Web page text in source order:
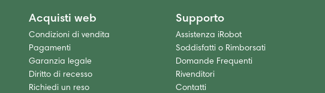
Acquisti web
Condizioni di vendita
Pagamenti
Garanzia legale
Diritto di recesso
Richiedi un reso
Supporto
Assistenza iRobot
Soddisfatti o Rimborsati
Domande Frequenti
Rivenditori
Contatti